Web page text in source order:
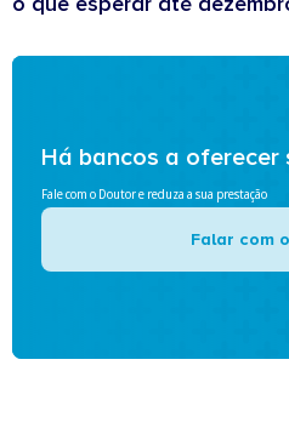
Há bancos a oferecer
Fale com o Doutor e reduza a sua prestação
Falar com